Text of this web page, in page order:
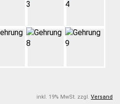
inkl. 19% MwSt. zzgl. Versand